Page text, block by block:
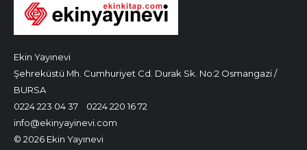
Ekin Yayınevi
Şehreküstü Mh. Cumhuriyet Cd. Durak Sk. No:2 Osmangazi /
BURSA
0224 223 04 37
0224 220 16 72
info@ekinyayinevi.com
© 2026 Ekin Yayınevi